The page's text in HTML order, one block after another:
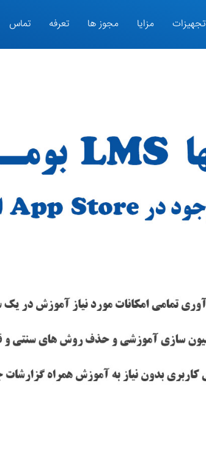
تجهیزات مزایا مجوز ها تعرفه تماس